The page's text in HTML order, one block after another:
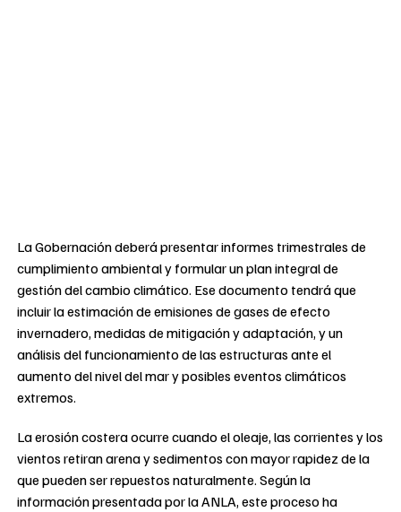
La Gobernación deberá presentar informes trimestrales de
cumplimiento ambiental y formular un plan integral de
gestión del cambio climático. Ese documento tendrá que
incluir la estimación de emisiones de gases de efecto
invernadero, medidas de mitigación y adaptación, y un
análisis del funcionamiento de las estructuras ante el
aumento del nivel del mar y posibles eventos climáticos
extremos.
La erosión costera ocurre cuando el oleaje, las corrientes y los
vientos retiran arena y sedimentos con mayor rapidez de la
que pueden ser repuestos naturalmente. Según la
información presentada por la ANLA, este proceso ha